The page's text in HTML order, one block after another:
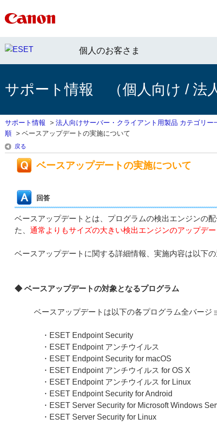
個人のお客さま
サポート情報 （個人向け / 法
サポート情報 > 法人向けサーバー・クライアント用製品 カテゴリー
順 > ベースアップデートの実施について
戻る
ベースアップデートの実施について
回答
ベースアップデートとは、プログラムの検出エンジンの
た、 通常よりもサイズの大きい検出エンジンのアップデ
ベースアップデートに関する詳細情報、実施内容は以下
◆ ベースアップデートの対象となるプログラム
ベースアップデートは以下の各プログラム全バージ
・ESET Endpoint Security
・ESET Endpoint アンチウイルス
・ESET Endpoint Security for macOS
・ESET Endpoint アンチウイルス for OS X
・ESET Endpoint アンチウイルス for Linux
・ESET Endpoint Security for Android
・ESET Server Security for Microsoft Windows
・ESET Server Security for Linux